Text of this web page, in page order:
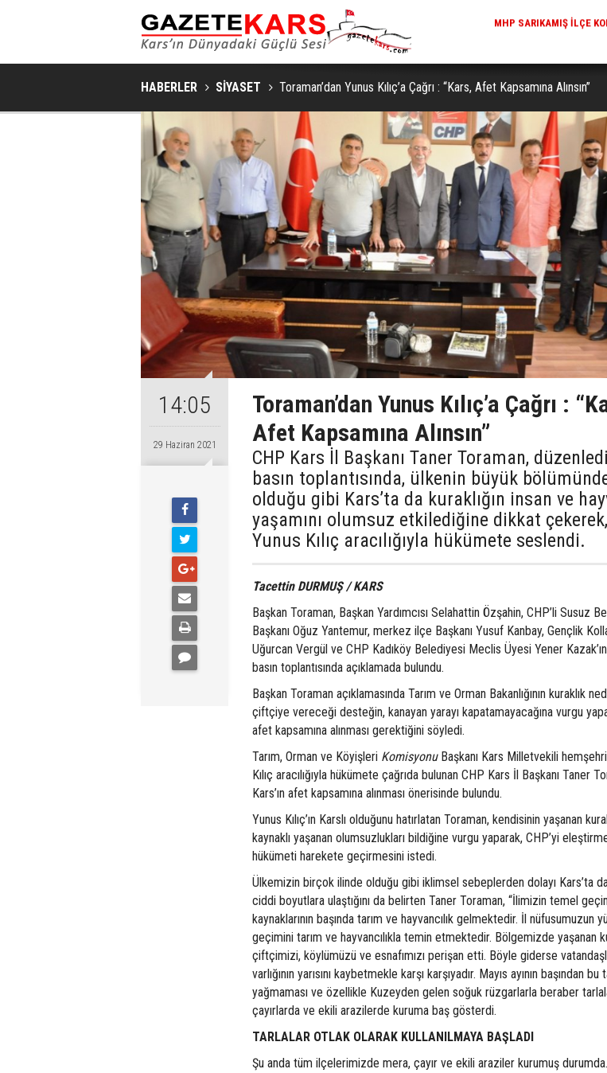
MHP SARIKAMIŞ İLÇE KONGRESI YOĞUN KATILIMLA
GERÇEKLEŞTIRILDI
REKREATIF GEZI TURU,
HABERLER SİYASET Toraman’dan Yunus Kılıç’a Çağrı : “Kars, Afet Kapsamına Alınsın”
14:05
29 Haziran 2021
Toraman’dan Yunus Kılıç’a Çağrı :
Afet Kapsamına Alınsın”
CHP Kars İl Başkanı Taner Toraman,
basın toplantısında, ülkenin büyük
olduğu gibi Kars’ta da kuraklığın insan ve
yaşamını olumsuz etkilediğine dikkat çekerek,
Yunus Kılıç aracılığıyla hükümete seslendi.
Tacettin DURMUŞ / KARS
Başkan Toraman, Başkan Yardımcısı Selahattin Özşahin, CHP’li Susuz
Başkanı Oğuz Yantemur, merkez ilçe Başkanı Yusuf Kanbay, Gençlik
Uğurcan Vergül ve CHP Kadıköy Belediyesi Meclis Üyesi Yener Kazak’ın
basın toplantısında açıklamada bulundu.
Başkan Toraman açıklamasında Tarım ve Orman Bakanlığının kuraklık
çiftçiye vereceği desteğin, kanayan yarayı kapatamayacağına vurgu
afet kapsamına alınması gerektiğini söyledi.
Tarım, Orman ve Köyişleri KomisyonuBaşkanı Kars Milletvekili
Kılıç aracılığıyla hükümete çağrıda bulunan CHP Kars İl Başkanı Taner
Kars’ın afet kapsamına alınması önerisinde bulundu.
Yunus Kılıç’ın Karslı olduğunu hatırlatan Toraman, kendisinin yaşanan
kaynaklı yaşanan olumsuzlukları bildiğine vurgu yaparak, CHP’yi
hükümeti harekete geçirmesini istedi.
Ülkemizin birçok ilinde olduğu gibi iklimsel sebeplerden dolayı Kars’ta da
ciddi boyutlara ulaştığını da belirten Taner Toraman, “İlimizin temel
kaynaklarının başında tarım ve hayvancılık gelmektedir. İl nüfusumuzun
geçimini tarım ve hayvancılıkla temin etmektedir. Bölgemizde yaşanan
çiftçimizi, köylümüzü ve esnafımızı perişan etti. Böyle giderse
varlığının yarısını kaybetmekle karşı karşıyadır. Mayıs ayının başından
yağmaması ve özellikle Kuzeyden gelen soğuk rüzgarlarla beraber
çayırlarda ve ekili arazilerde kuruma baş gösterdi.
TARLALAR OTLAK OLARAK KULLANILMAYA BAŞLADI
Şu anda tüm ilçelerimizde mera, çayır ve ekili araziler kurumuş